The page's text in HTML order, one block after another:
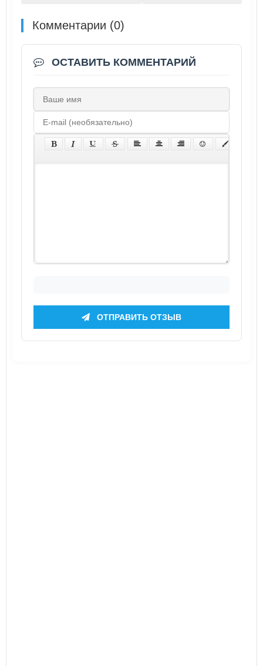
Комментарии (0)
ОСТАВИТЬ КОММЕНТАРИЙ
ОТПРАВИТЬ ОТЗЫВ